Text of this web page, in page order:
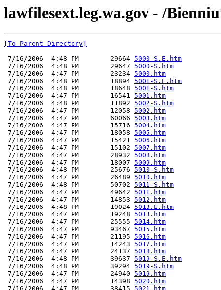
lawfilesext.leg.wa.gov - /
[To Parent Directory]
7/16/2006  4:48 PM        29664 5000-S.E.htm
7/16/2006  4:48 PM        29647 5000-S.htm
7/16/2006  4:47 PM        23234 5000.htm
7/16/2006  4:48 PM        18894 5001-S.E.htm
7/16/2006  4:48 PM        18648 5001-S.htm
7/16/2006  4:47 PM        16541 5001.htm
7/16/2006  4:48 PM        11892 5002-S.htm
7/16/2006  4:47 PM        12058 5002.htm
7/16/2006  4:47 PM        60066 5003.htm
7/16/2006  4:47 PM        15716 5004.htm
7/16/2006  4:47 PM        18058 5005.htm
7/16/2006  4:47 PM        15421 5006.htm
7/16/2006  4:47 PM        15102 5007.htm
7/16/2006  4:47 PM        28932 5008.htm
7/16/2006  4:47 PM        18007 5009.htm
7/16/2006  4:48 PM        25676 5010-S.htm
7/16/2006  4:47 PM        26489 5010.htm
7/16/2006  4:48 PM        50702 5011-S.htm
7/16/2006  4:47 PM        49642 5011.htm
7/16/2006  4:47 PM        14853 5012.htm
7/16/2006  4:48 PM        19024 5013.E.htm
7/16/2006  4:47 PM        19248 5013.htm
7/16/2006  4:47 PM        25555 5014.htm
7/16/2006  4:47 PM        93467 5015.htm
7/16/2006  4:47 PM        21195 5016.htm
7/16/2006  4:47 PM        14243 5017.htm
7/16/2006  4:47 PM        24137 5018.htm
7/16/2006  4:48 PM        39637 5019-S.E.htm
7/16/2006  4:48 PM        39294 5019-S.htm
7/16/2006  4:47 PM        24940 5019.htm
7/16/2006  4:47 PM        14398 5020.htm
7/16/2006  4:47 PM        38415 5021.htm